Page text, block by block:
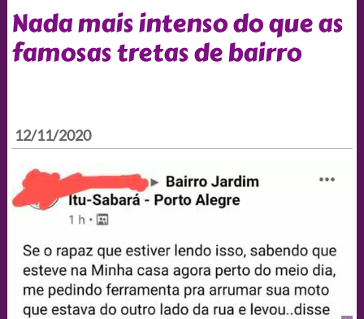
Nada mais intenso do que as
famosas tretas de bairro
12/11/2020